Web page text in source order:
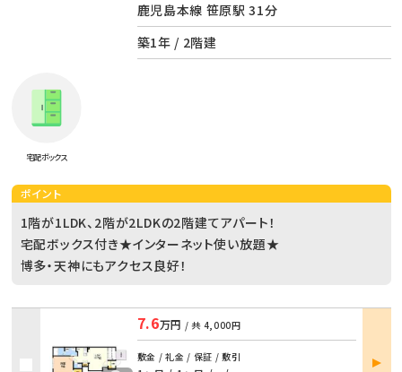
鹿児島本線 笹原駅 31分
築1年 / 2階建
宅配ボックス
ポイント
1階が1LDK、2階が2LDKの2階建てアパート！
宅配ボックス付き★インターネット使い放題★
博多・天神にもアクセス良好！
7.6万円 / 共 4,000円
敷金 / 礼金 / 保証 / 敷引
部屋